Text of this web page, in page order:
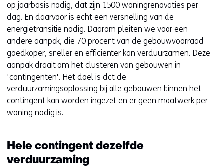
op jaarbasis nodig, dat zijn 1500 woningrenovaties per
dag. En daarvoor is echt een versnelling van de
energietransitie nodig. Daarom pleiten we voor een
andere aanpak, die 70 procent van de gebouwvoorraad
goedkoper, sneller en efficiënter kan verduurzamen. Deze
aanpak draait om het clusteren van gebouwen in
'contingenten'. Het doel is dat de
verduurzamingsoplossing bij alle gebouwen binnen het
contingent kan worden ingezet en er geen maatwerk per
woning nodig is.
Hele contingent dezelfde
verduurzaming